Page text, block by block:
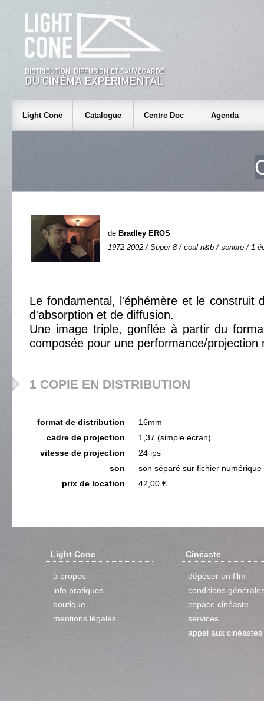
Light Cone Catalogue Centre Doc Agenda
de Bradley EROS
1972-2002 / Super 8 / coul-n&b / sonore / 1
Le fondamental, l'éphémère et le construit
d'absorption et de diffusion.
Une image triple, gonflée à partir du
composée pour une performance/projection
1 COPIE EN DISTRIBUTION
format de distribution
16mm
cadre de projection
1,37 (simple écran)
vitesse de projection
24 ips
son
son séparé sur fichier numérique
prix de location
42,00 €
Light Cone
à propos
info pratiques
boutique
mentions légales
Cinéaste
déposer un film
conditions
espace cinéaste
services
appel aux cinéastes